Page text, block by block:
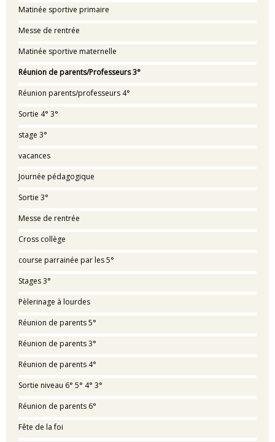
Matinée sportive primaire
Messe de rentrée
Matinée sportive maternelle
Réunion de parents/Professeurs 3°
Réunion parents/professeurs 4°
Sortie 4° 3°
stage 3°
vacances
Journée pédagogique
Sortie 3°
Messe de rentrée
Cross collège
course parrainée par les 5°
Stages 3°
Pèlerinage à lourdes
Réunion de parents 5°
Réunion de parents 3°
Réunion de parents 4°
Sortie niveau 6° 5° 4° 3°
Réunion de parents 6°
Fête de la foi